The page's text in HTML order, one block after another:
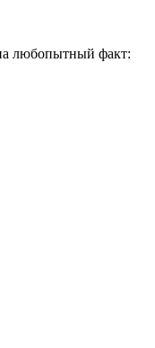
любопытный факт: